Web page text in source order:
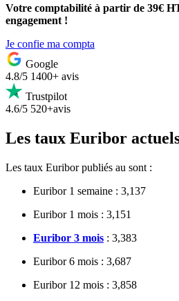
Votre comptabilité à partir de 39€
engagement !
Je confie ma compta
Google
4.8/5 1400+ avis
Trustpilot
4.6/5 520+avis
Les taux Euribor
Les taux Euribor publiés au sont :
Euribor 1 semaine : 3,137
Euribor 1 mois : 3,151
Euribor 3 mois : 3,383
Euribor 6 mois : 3,687
Euribor 12 mois : 3,858